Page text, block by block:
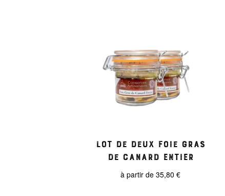
Lot de deux foie gras
de canard entier
à partir de35,80€